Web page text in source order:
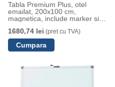
Tabla Premium Plus, otel
emailat, 200x100 cm,
magnetica, include marker si
1680,74 lei (pret cu TVA)